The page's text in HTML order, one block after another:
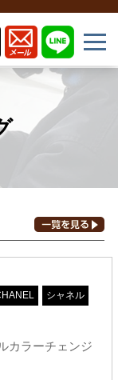
シャネル
カラーチェンジ